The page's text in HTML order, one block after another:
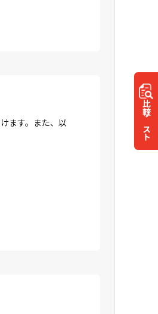
比較
リスト
ます。また、以